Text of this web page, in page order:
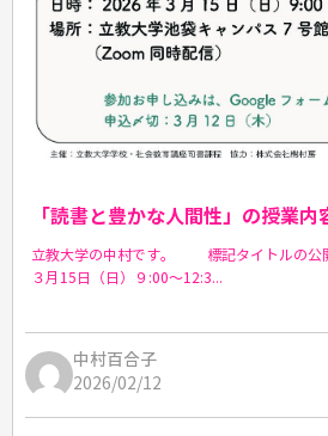
「読書と豊かな人間性」の授業内
立教大学の中村です。 標記タイトルの公
３月15日（日）９:00～12:3...
中村百合子
2026/02/12